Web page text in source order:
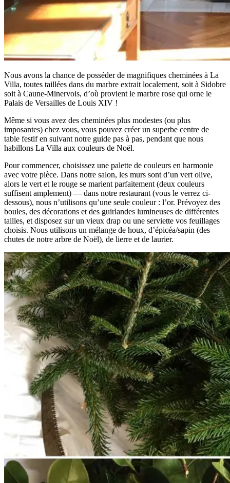
Nous avons la chance de posséder de magnifiques cheminées à La
Villa, toutes taillées dans du marbre extrait localement, soit à Sidobre
soit à Caune-Minervois, d’où provient le marbre rose qui orne le
Palais de Versailles de Louis XIV !
Même si vous avez des cheminées plus modestes (ou plus
imposantes) chez vous, vous pouvez créer un superbe centre de
table festif en suivant notre guide pas à pas, pendant que nous
habillons La Villa aux couleurs de Noël.
Pour commencer, choisissez une palette de couleurs en harmonie
avec votre pièce. Dans notre salon, les murs sont d’un vert olive,
alors le vert et le rouge se marient parfaitement (deux couleurs
suffisent amplement) — dans notre restaurant (vous le verrez ci-
dessous), nous n’utilisons qu’une seule couleur : l’or. Prévoyez des
boules, des décorations et des guirlandes lumineuses de différentes
tailles, et disposez sur un vieux drap ou une serviette vos feuillages
choisis. Nous utilisons un mélange de houx, d’épicéa/sapin (des
chutes de notre arbre de Noël), de lierre et de laurier.